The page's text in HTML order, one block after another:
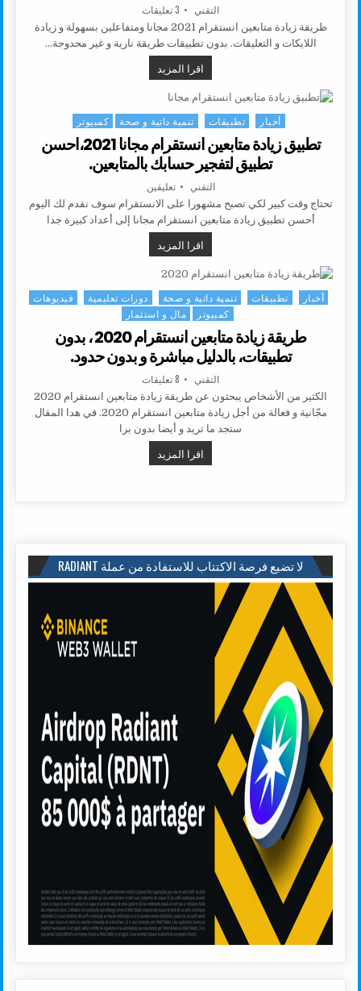
AUTHOR:
التقني 3 تعليقات على زيادة متابعين انستقرام 2021 طريقة نارية متابعين حقيقين زيادة اللايكات و التعليقات.
طريقة زيادة متابعين انستقرام 2021 مجانا ومتفاعلين بسهولة و زيادة
اللايكات و التعليقات. بدون تطبيقات طريقة نارية و غير محدوجة…
اقرا المزيد
Posted in
أخبار تطبيقات تنمية داتية و صحة كمبيوتر
تطبيق زيادة متابعين انستقرام مجانا 2021،احسن
تطبيق لتفجير حسابك بالمتابعين.
AUTHOR:
التقني تعليقين
تحتاج وقت كبير لكي تصبح مشهورا على الانستقرام سوف نقدم لك اليوم
أحسن تطبيق زيادة متابعين انستقرام مجانا إلى أعداد كبيرة جدا
اقرا المزيد
Posted in
أخبار تطبيقات تنمية داتية و صحة دورات تعليمية
فيديوهات
كمبيوتر
مال و استثمار
طريقة زيادة متابعين انستقرام 2020 ، بدون
تطبيقات، بالدليل مباشرة و بدون حدود.
AUTHOR:
التقني 8 تعليقات على طريقة زيادة متابعين انستقرام 2020 ، بدون تطبيقات، بالدليل مباشرة و بدون حدود.
الكثير من الأشخاص يبحثون عن طريقة زيادة متابعين انستقرام 2020
مجّانية و فعالة من أجل زيادة متابعين انستقرام 2020. في هدا المقال
ستجد ما تريد و أيضا بدون برا
اقرا المزيد
لا تضيع فرصة الاكتتاب للاستفادة من عملة RADIANT